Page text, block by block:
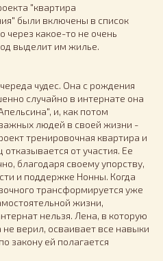
"квартира
были включены в список
через какое-то не очень
выделит им жилье.
чудес. Она с рождения
случайно в интернате она
и, как потом
людей в своей жизни -
тренировочная квартира и
от участия. Ее
благодаря своему упорству,
и поддержке Нонны. Когда
трансформируется уже
жизни,
нельзя. Лена, в которую
не верил, осваивает все навыки
закону ей полагается